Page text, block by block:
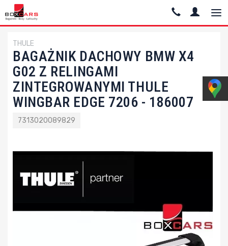
THULE
BAGAŻNIK DACHOWY BMW X4
G02 Z RELINGAMI
ZINTEGROWANYMI THULE
WINGBAR EDGE 7206 - 186007
7313020089829